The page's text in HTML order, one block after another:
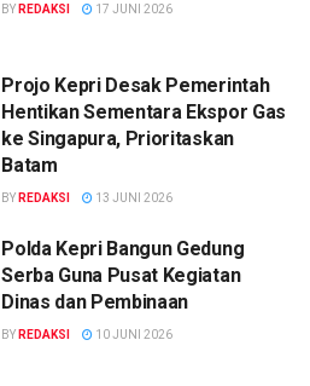
BY REDAKSI 17 JUNI 2026
Projo Kepri Desak Pemerintah
Hentikan Sementara Ekspor Gas
ke Singapura, Prioritaskan
Batam
BY REDAKSI 13 JUNI 2026
Polda Kepri Bangun Gedung
Serba Guna Pusat Kegiatan
Dinas dan Pembinaan
BY REDAKSI 10 JUNI 2026